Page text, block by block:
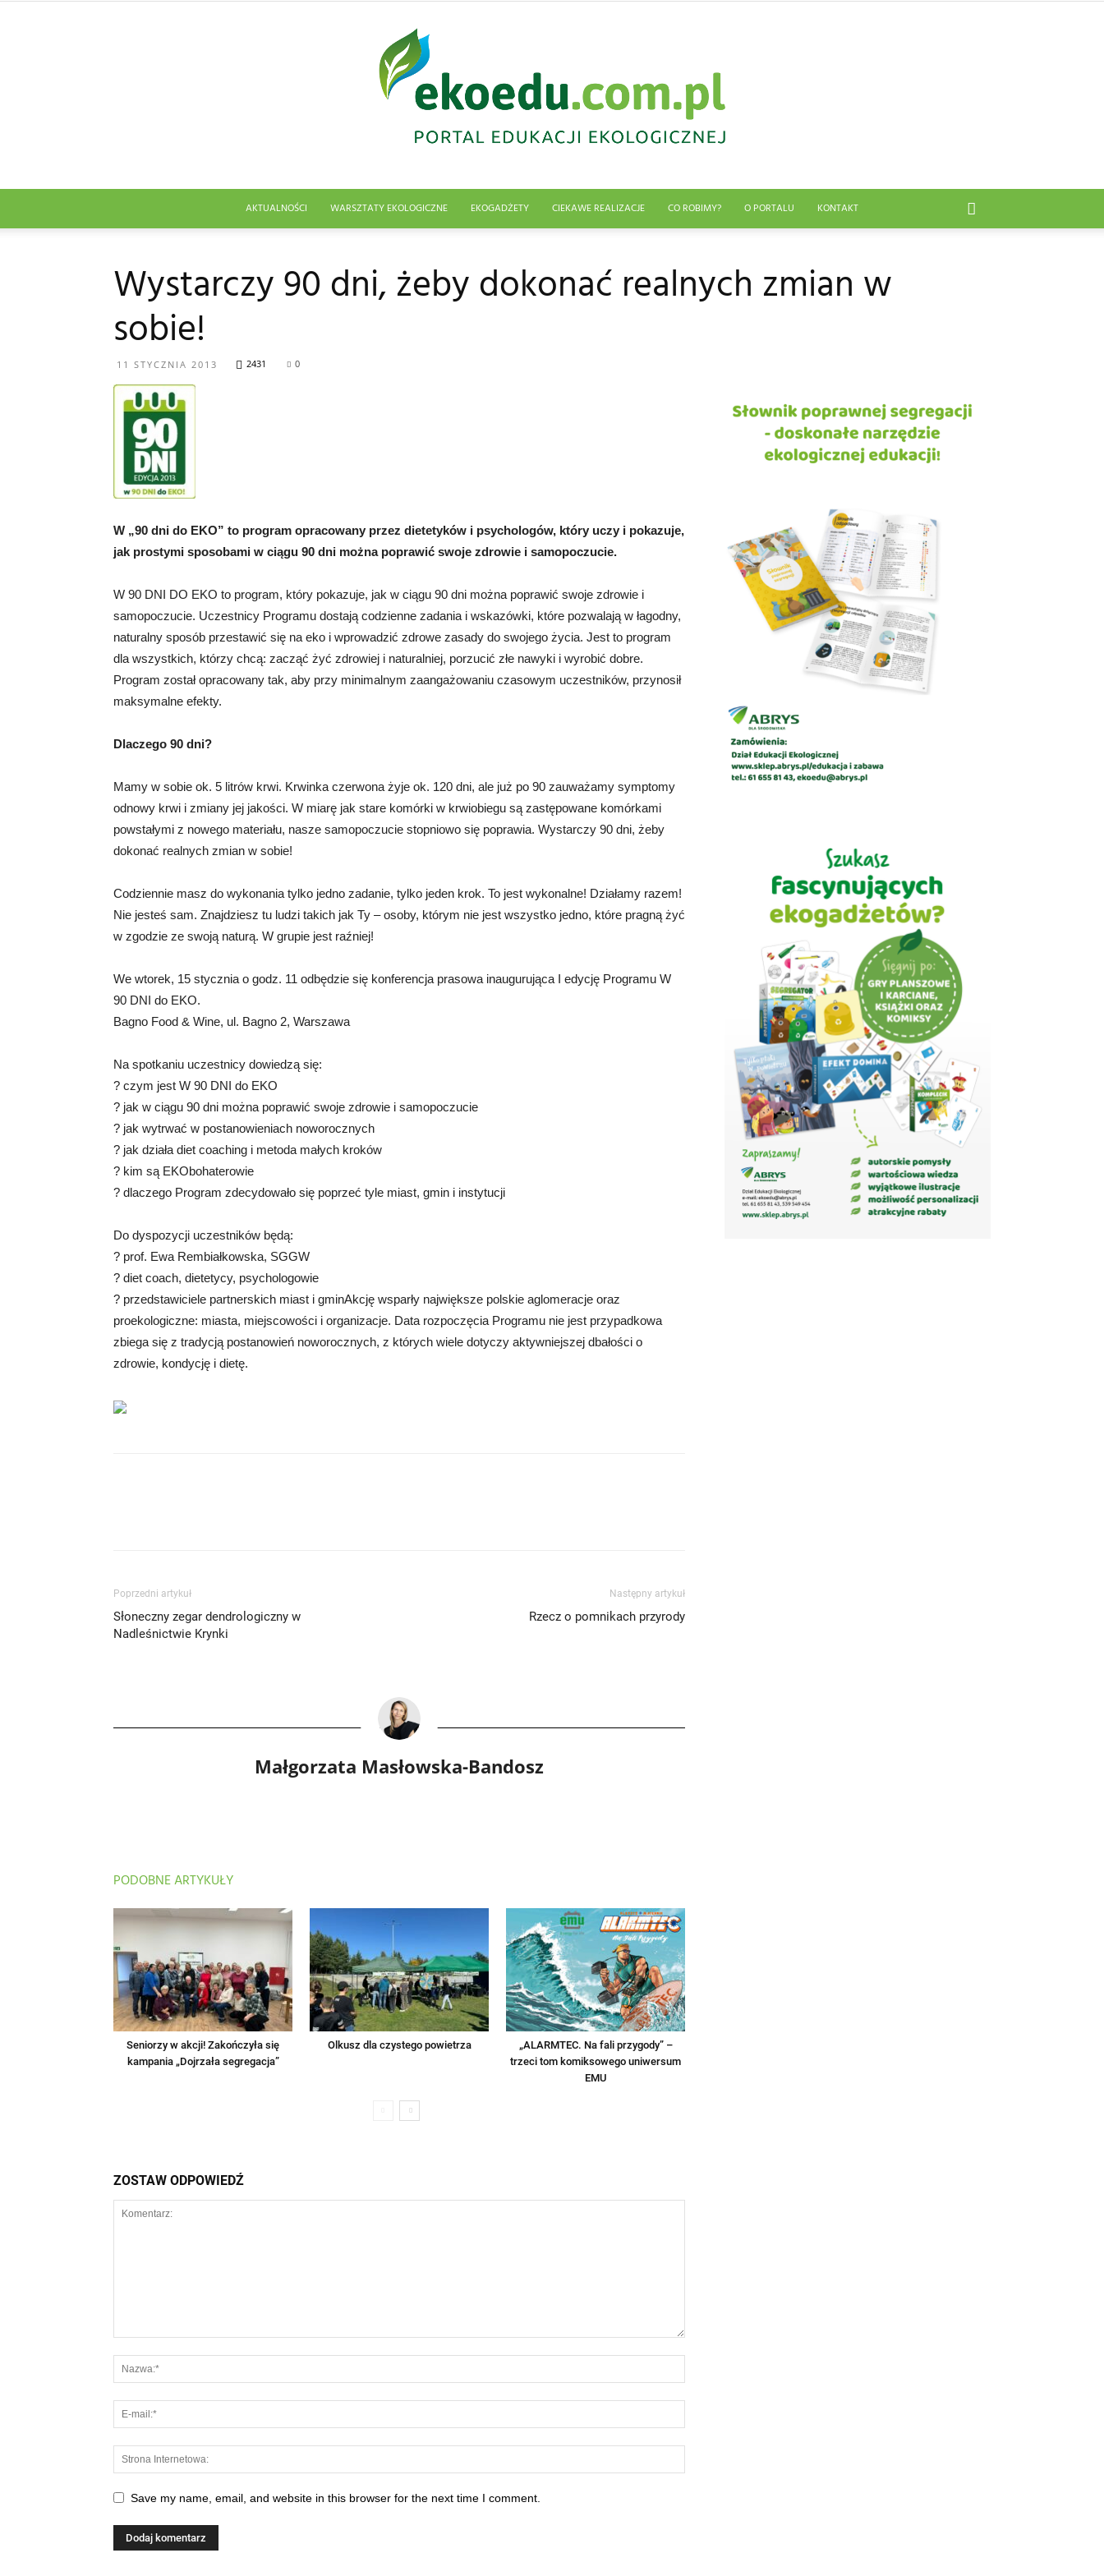
AKTUALNOŚCI WARSZTATY EKOLOGICZNE EKOGADŻETY CIEKAWE REALIZACJE CO ROBIMY? O PORTALU KONTAKT
Wystarczy 90 dni, żeby dokonać realnych zmian w
sobie!
11 STYCZNIA 2013 2431 0
W „90 dni do EKO” to program opracowany przez dietetyków i psychologów, który uczy i pokazuje,
jak prostymi sposobami w ciągu 90 dni można poprawić swoje zdrowie i samopoczucie.
W 90 DNI DO EKO to program, który pokazuje, jak w ciągu 90 dni można poprawić swoje zdrowie i
samopoczucie. Uczestnicy Programu dostają codzienne zadania i wskazówki, które pozwalają w łagodny,
naturalny sposób przestawić się na eko i wprowadzić zdrowe zasady do swojego życia. Jest to program
dla wszystkich, którzy chcą: zacząć żyć zdrowiej i naturalniej, porzucić złe nawyki i wyrobić dobre.
Program został opracowany tak, aby przy minimalnym zaangażowaniu czasowym uczestników, przynosił
maksymalne efekty.
Dlaczego 90 dni?
Mamy w sobie ok. 5 litrów krwi. Krwinka czerwona żyje ok. 120 dni, ale już po 90 zauważamy symptomy
odnowy krwi i zmiany jej jakości. W miarę jak stare komórki w krwiobiegu są zastępowane komórkami
powstałymi z nowego materiału, nasze samopoczucie stopniowo się poprawia. Wystarczy 90 dni, żeby
dokonać realnych zmian w sobie!
Codziennie masz do wykonania tylko jedno zadanie, tylko jeden krok. To jest wykonalne! Działamy razem!
Nie jesteś sam. Znajdziesz tu ludzi takich jak Ty – osoby, którym nie jest wszystko jedno, które pragną żyć
w zgodzie ze swoją naturą. W grupie jest raźniej!
We wtorek, 15 stycznia o godz. 11 odbędzie się konferencja prasowa inaugurująca I edycję Programu W
90 DNI do EKO.
Bagno Food & Wine, ul. Bagno 2, Warszawa
Na spotkaniu uczestnicy dowiedzą się:
? czym jest W 90 DNI do EKO
? jak w ciągu 90 dni można poprawić swoje zdrowie i samopoczucie
? jak wytrwać w postanowieniach noworocznych
? jak działa diet coaching i metoda małych kroków
? kim są EKObohaterowie
? dlaczego Program zdecydowało się poprzeć tyle miast, gmin i instytucji
Do dyspozycji uczestników będą:
? prof. Ewa Rembiałkowska, SGGW
? diet coach, dietetycy, psychologowie
? przedstawiciele partnerskich miast i gminAkcję wsparły największe polskie aglomeracje oraz
proekologiczne: miasta, miejscowości i organizacje. Data rozpoczęcia Programu nie jest przypadkowa
zbiega się z tradycją postanowień noworocznych, z których wiele dotyczy aktywniejszej dbałości o
zdrowie, kondycję i dietę.
Poprzedni artykuł
Słoneczny zegar dendrologiczny w
Nadleśnictwie Krynki
Następny artykuł
Rzecz o pomnikach przyrody
Małgorzata Masłowska-Bandosz
PODOBNE ARTYKUŁY
Seniorzy w akcji! Zakończyła się
kampania „Dojrzała segregacja”
Olkusz dla czystego powietrza
„ALARMTEC. Na fali przygody” –
trzeci tom komiksowego uniwersum
EMU
ZOSTAW ODPOWIEDŹ
Save my name, email, and website in this browser for the next time I comment.